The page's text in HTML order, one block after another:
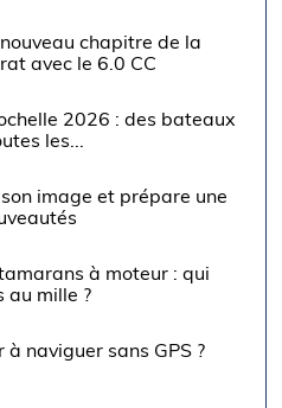
chapitre de la
avec le 6.0 CC
2026 : des bateaux
les...
image et prépare une
à moteur : qui
au mille ?
naviguer sans GPS ?